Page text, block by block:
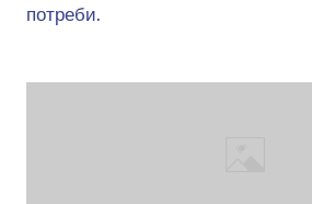
потреби.